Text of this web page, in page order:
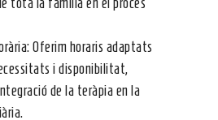
tota la família en el procés
Oferim horaris adaptats
i disponibilitat,
de la teràpia en la